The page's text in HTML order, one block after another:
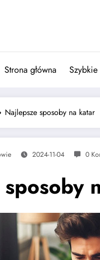
Strona główna
Najlepsze sposoby na katar
2024-11-04 0